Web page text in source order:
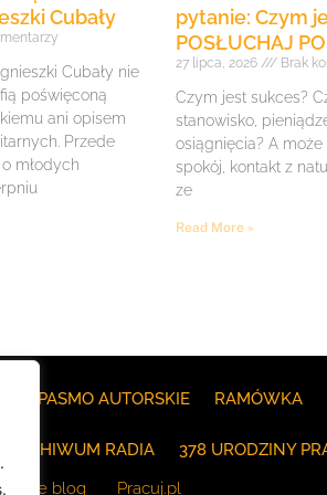
Cubały
Cubały nie
poświęconą
ani opisem
Przede
młodych
pytanie: Czym
POSŁUCHAJ
27 lipca, 2026 Brak
Czym jest sukces?
stanowisko,
osiągnięcia? A
spokój, kontakt z
ze
Read More »
PASMO AUTORSKIE RAMÓWKA
ARCHIWUM RADIA
378 URODZINY
The blog
Pracuj.pl